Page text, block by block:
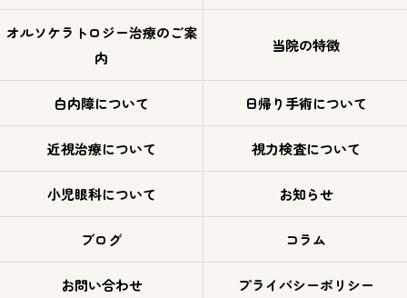
オルソケラトロジー治療のご案
内
当院の特徴
白内障について 日帰り手術について
近視治療について 視力検査について
小児眼科について お知らせ
ブログ コラム
お問い合わせ プライバシーポリシー